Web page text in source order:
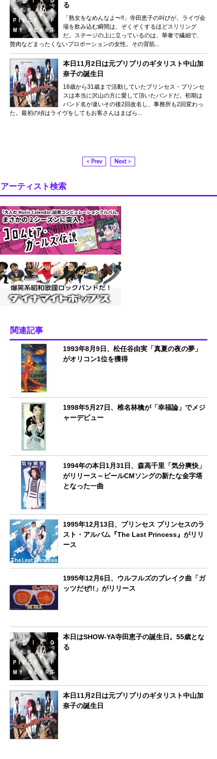
る
「熟女をなめんなよ〜‼」寺田恵子の叫びが、ライヴ会
場を飲み込む瞬間は、ぞくぞくするほどスリリング
だ。ステージの上に立っているのは、華奢で繊細で、
贅肉などまったくないプロポーションの女性。その背筋...
本日11月2日は元プリプリのギタリスト中山加
奈子の誕生日
18歳から31歳まで活動していたプリンセス・プリンセ
スは本当に沢山の方に愛して頂いたバンドだ。初期は
バンド名が違いその後2回改名し、事務所も2回変わっ
た。最初の頃はライヴをしてもお客さんはまばら...
< Prev Next >
アーティスト検索
関連記事
1993年8月9日、松任谷由実「真夏の夜の夢」
がオリコン1位を獲得
1998年5月27日、椎名林檎が「幸福論」でメジ
ャーデビュー
1994年の本日1月31日、森高千里「気分爽快」
がリリース～ビールCMソングの新たな金字塔
となった一曲
1995年12月13日、プリンセス プリンセスのラ
スト・アルバム『The Last Princess』がリリ
ース
1995年12月6日、ウルフルズのブレイク曲「ガ
ッツだぜ!!」がリリース
本日はSHOW-YA寺田恵子の誕生日。55歳とな
る
本日11月2日は元プリプリのギタリスト中山加
奈子の誕生日